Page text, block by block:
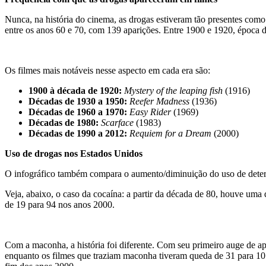
Nunca, na história do cinema, as drogas estiveram tão presentes
entre os anos 60 e 70, com 139 aparições. Entre 1900 e 1920,
Os filmes mais notáveis nesse aspecto em cada era são:
1900 à década de 1920: Mystery of the leaping fish (1916)
Décadas de 1930 a 1950: Reefer Madness (1936)
Décadas de 1960 a 1970: Easy Rider(1969)
Décadas de 1980: Scarface (1983)
Décadas de 1990 a 2012: Requiem for a Dream (2000)
Uso de drogas nos Estados Unidos
O infográfico também compara o aumento/diminuição do uso de
Veja, abaixo, o caso da cocaína: a partir da década de 80, houve
de 19 para 94 nos anos 2000.
Com a maconha, a história foi diferente. Com seu primeiro auge de
enquanto os filmes que traziam maconha tiveram queda de 31 para